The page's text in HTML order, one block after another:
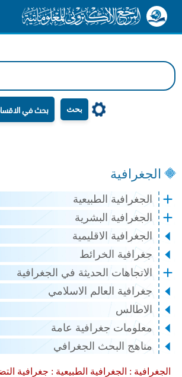
بحث
الجغرافية
الجغرافية الطبيعية
الجغرافية البشرية
الجغرافية الاقليمية
جغرافية الخرائط
الاتجاهات الحديثة في الجغرافية
جغرافية العالم الاسلامي
الاطالس
معلومات جغرافية عامة
مناهج البحث الجغرافي
الجغرافية : الجغرافية الطبيعية : جغرافية